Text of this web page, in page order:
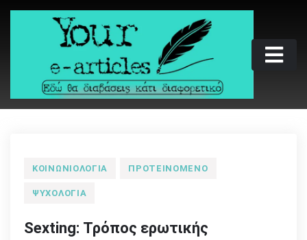
Skip
Your e-articles
Εδώ θα διαβάσεις κάτι διαφορετικό
ΚΟΙΝΩΝΙΟΛΟΓΊΑ ΠΡΟΤΕΙΝΌΜΕΝΟ
ΨΥΧΟΛΟΓΊΑ
Sexting: Τρόπος ερωτικής